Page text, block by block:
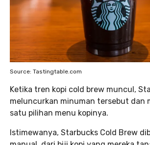
Source: Tastingtable.com
Ketika tren kopi cold brew muncul,
meluncurkan minuman tersebut dan
satu pilihan menu kopinya.
Istimewanya, Starbucks Cold Brew